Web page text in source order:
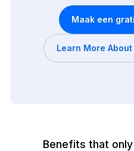
Maak een
Learn More
Benefits that only